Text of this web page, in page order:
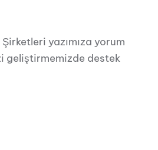
Şirketleri yazımıza yorum
geliştirmemizde destek